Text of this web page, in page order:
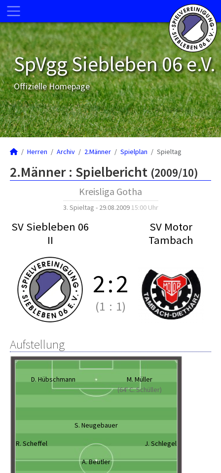
SpVgg Siebleben 06 e.V.
Offizielle Homepage
Herren Archiv 2.Männer Spielplan Spieltag
2.Männer : Spielbericht (2009/10)
Kreisliga Gotha
3. Spieltag - 29.08.2009 15:00 Uhr
SV Siebleben 06
II
SV Motor
Tambach
2:2
(1 : 1)
Aufstellung
D. Hübschmann
M. Müller
(64' C. Schüller)
S. Neugebauer
R. Scheffel J. Schlegel
A. Beutler